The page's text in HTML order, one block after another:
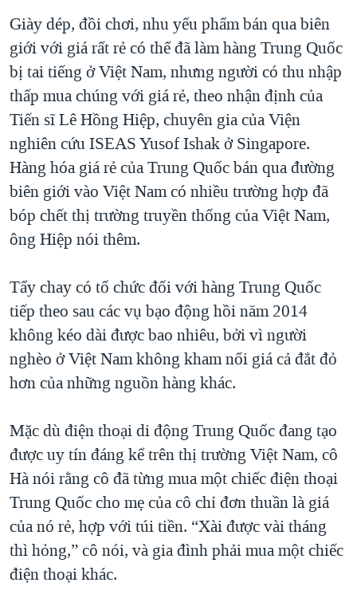
Giày dép, đồi chơi, nhu yếu phẩm bán qua biên
giới với giá rất rẻ có thể đã làm hàng Trung Quốc
bị tai tiếng ở Việt Nam, nhưng người có thu nhập
thấp mua chúng với giá rẻ, theo nhận định của
Tiến sĩ Lê Hồng Hiệp, chuyên gia của Viện
nghiên cứu ISEAS Yusof Ishak ở Singapore.
Hàng hóa giá rẻ của Trung Quốc bán qua đường
biên giới vào Việt Nam có nhiều trường hợp đã
bóp chết thị trường truyền thống của Việt Nam,
ông Hiệp nói thêm.
Tẩy chay có tổ chức đối với hàng Trung Quốc
tiếp theo sau các vụ bạo động hồi năm 2014
không kéo dài được bao nhiêu, bởi vì người
nghèo ở Việt Nam không kham nổi giá cả đắt đỏ
hơn của những nguồn hàng khác.
Mặc dù điện thoại di động Trung Quốc đang tạo
được uy tín đáng kể trên thị trường Việt Nam, cô
Hà nói rằng cô đã từng mua một chiếc điện thoại
Trung Quốc cho mẹ của cô chỉ đơn thuần là giá
của nó rẻ, hợp với túi tiền. “Xài được vài tháng
thì hỏng,” cô nói, và gia đình phải mua một chiếc
điện thoại khác.